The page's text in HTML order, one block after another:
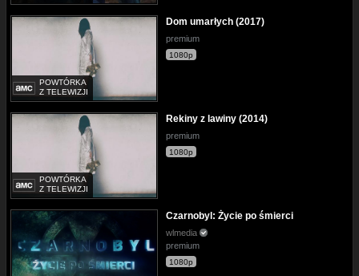
POWTÓRKA
Z TELEWIZJI
Dom umarłych (2017)
premium
1080p
POWTÓRKA
Z TELEWIZJI
Rekiny z lawiny (2014)
premium
1080p
Czarnobyl: Życie po śmierci
wlmedia
premium
1080p